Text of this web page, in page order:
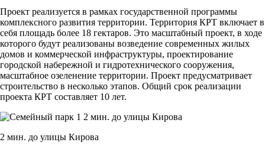
Проект реализуется в рамках государственной программы
комплексного развития территории. Территория КРТ включает в
себя площадь более 18 гектаров. Это масштабный проект, в ходе
которого будут реализованы возведение современных жилых
домов и коммерческой инфраструктуры, проектирование
городской набережной и гидротехнического сооружения,
масштабное озеленение территории. Проект предусматривает
строительство в несколько этапов. Общий срок реализации
проекта КРТ составляет 10 лет.
2 мин. до улицы Кирова